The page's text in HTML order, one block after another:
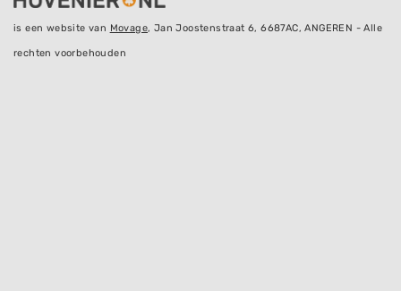
is een website van Movage, Jan Joostenstraat 6, 6687AC, ANGEREN - Alle
rechten voorbehouden